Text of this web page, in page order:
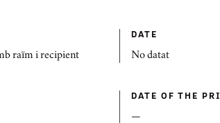
raïm i recipient
DATE
No datat
DATE OF THE
—